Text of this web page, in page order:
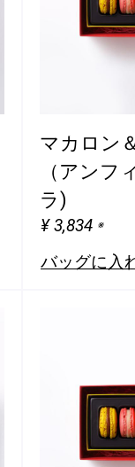
マカロン
（アンフ
ラ)
¥ 3,834 ※
バッグに入